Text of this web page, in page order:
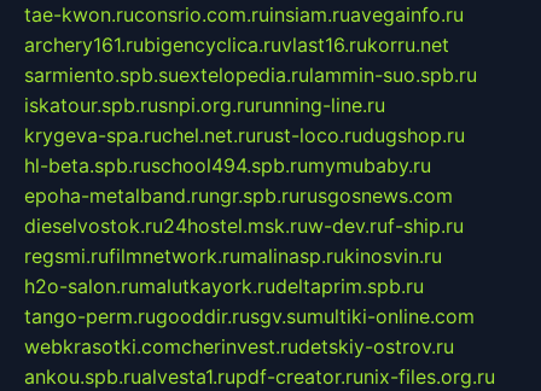
tae-kwon.ruconsrio.com.ruinsiam.ruavegainfo.ru
archery161.rubigencyclica.ruvlast16.rukorru.net
sarmiento.spb.suextelopedia.rulammin-suo.spb.ru
iskatour.spb.rusnpi.org.rurunning-line.ru
krygeva-spa.ruchel.net.rurust-loco.rudugshop.ru
hl-beta.spb.ruschool494.spb.rumymubaby.ru
epoha-metalband.rungr.spb.rurusgosnews.com
dieselvostok.ru24hostel.msk.ruw-dev.ruf-ship.ru
regsmi.rufilmnetwork.rumalinasp.rukinosvin.ru
h2o-salon.rumalutkayork.rudeltaprim.spb.ru
tango-perm.rugooddir.rusgv.sumultiki-online.com
webkrasotki.comcherinvest.rudetskiy-ostrov.ru
ankou.spb.rualvesta1.rupdf-creator.runix-files.org.ru